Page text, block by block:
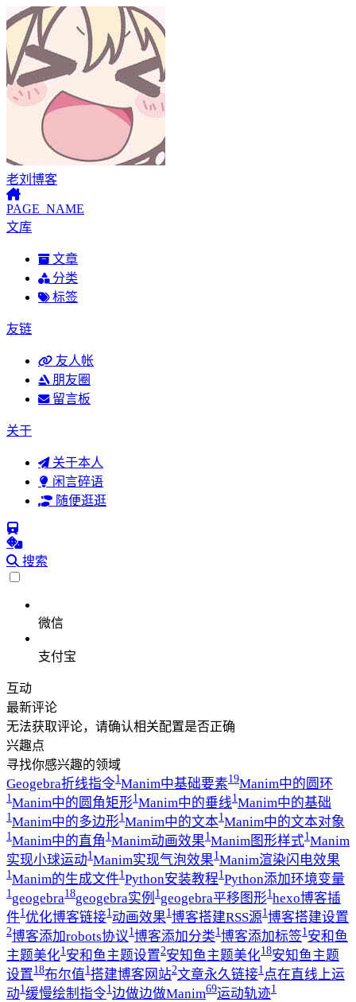
老刘博客
PAGE_NAME
文库
文章
分类
标签
友链
友人帐
朋友圈
留言板
关于
关于本人
闲言碎语
随便逛逛
搜索
微信
支付宝
互动
最新评论
无法获取评论，请确认相关配置是否正确
兴趣点
寻找你感兴趣的领域
Geogebra折线指令1Manim中基础要素19Manim中的圆环
1Manim中的圆角矩形1Manim中的垂线1Manim中的基础
1Manim中的多边形1Manim中的文本1Manim中的文本对象
1Manim中的直角 1Manim动画效果1Manim图形样式1Manim
实现小球运动1Manim实现气泡效果1Manim渲染闪电效果
1Manim的生成文件1Python安装教程1Python添加环境变量
1geogebra18geogebra实例 1geogebra平移图形1hexo博客插
件1优化博客链接1动画效果1博客搭建RSS源1博客搭建设置
2博客添加robots协议 1博客添加分类1博客添加标签1安和鱼
主题美化1安和鱼主题设置2安知鱼主题美化18安知鱼主题
设置18布尔值1搭建博客网站2文章永久链接1点在直线上运
动1缓慢绘制指令1边做边做Manim69运动轨迹1